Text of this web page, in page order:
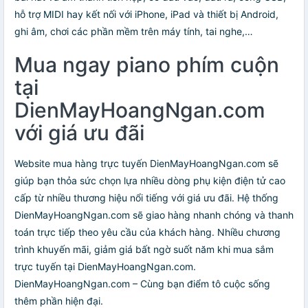
hỗ trợ MIDI hay kết nối với iPhone, iPad và thiết bị Android,
ghi âm, chơi các phần mềm trên máy tính, tai nghe,…
Mua ngay piano phím cuộn
tại
DienMayHoangNgan.com
với giá ưu đãi
Website mua hàng trực tuyến DienMayHoangNgan.com sẽ
giúp bạn thỏa sức chọn lựa nhiều dòng phụ kiện điện tử cao
cấp từ nhiều thương hiệu nổi tiếng với giá ưu đãi. Hệ thống
DienMayHoangNgan.com sẽ giao hàng nhanh chóng và thanh
toán trực tiếp theo yêu cầu của khách hàng. Nhiều chương
trình khuyến mãi, giảm giá bất ngờ suốt năm khi mua sắm
trực tuyến tại DienMayHoangNgan.com.
DienMayHoangNgan.com – Cùng bạn điểm tô cuộc sống
thêm phần hiện đại.